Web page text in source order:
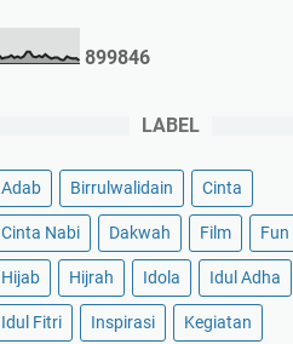
899846
LABEL
Adab Birrulwalidain Cinta
Cinta Nabi Dakwah Film Fun
Hijab Hijrah Idola Idul Adha
Idul Fitri Inspirasi Kegiatan